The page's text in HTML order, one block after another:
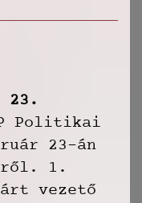
23.
Politikai
23-án
1.
vezető